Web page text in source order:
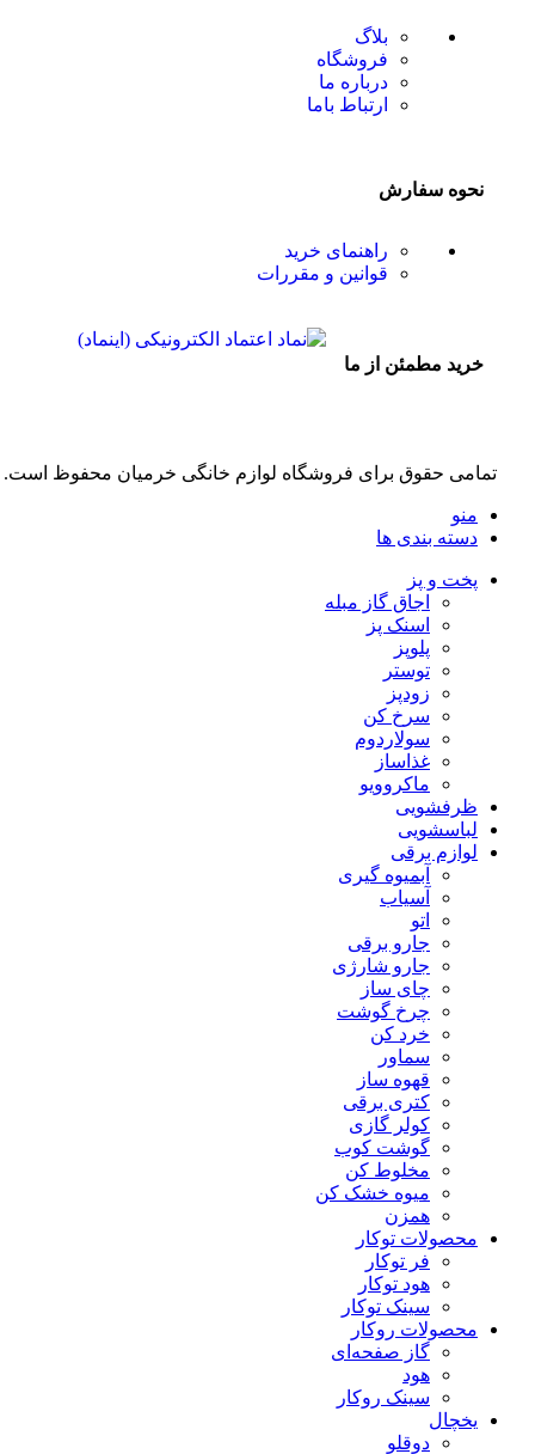
بلاگ
فروشگاه
درباره ما
ارتباط باما
نحوه سفارش
راهنمای خرید
قوانین و مقررات
خرید مطمئن از ما
تمامی حقوق برای فروشگاه لوازم خانگی خرمیان محفوظ است.
منو
دسته بندی ها
پخت و پز
اجاق گاز مبله
اسنک پز
پلوپز
توستر
زودپز
سرخ کن
سولاردوم
غذاساز
ماکروویو
ظرفشویی
لباسشویی
لوازم برقی
آبمیوه گیری
آسیاب
اتو
جارو برقی
جارو شارژی
چای ساز
چرخ گوشت
خرد کن
سماور
قهوه ساز
کتری برقی
کولر گازی
گوشت کوب
مخلوط کن
میوه خشک کن
همزن
محصولات توکار
فر توکار
هود توکار
سینک توکار
محصولات روکار
گاز صفحه‌ای
هود
سینک روکار
یخچال
دوقلو